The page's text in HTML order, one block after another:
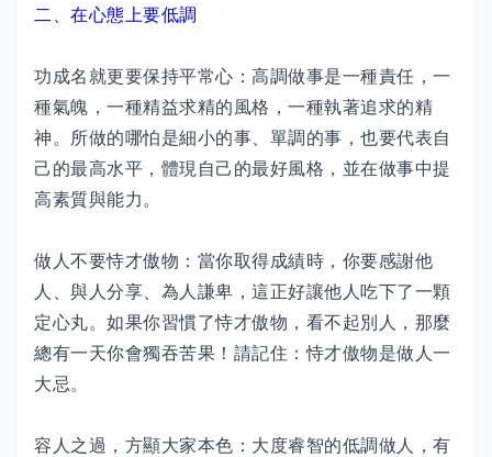
二、在心態上要低調
功成名就更要保持平常心：高調做事是一種責任，一
種氣魄，一種精益求精的風格，一種執著追求的精
神。所做的哪怕是細小的事、單調的事，也要代表自
己的最高水平，體現自己的最好風格，並在做事中提
高素質與能力。
做人不要恃才傲物：當你取得成績時，你要感謝他
人、與人分享、為人謙卑，這正好讓他人吃下了一顆
定心丸。如果你習慣了恃才傲物，看不起別人，那麼
總有一天你會獨吞苦果！請記住：恃才傲物是做人一
大忌。
容人之過，方顯大家本色：大度睿智的低調做人，有